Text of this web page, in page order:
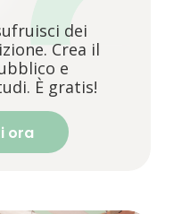
dei
Crea il
e
È gratis!
ora